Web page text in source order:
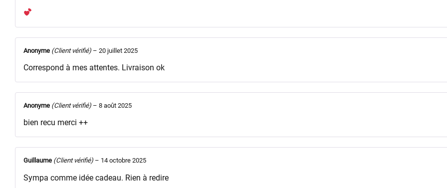
Anonyme (Client vérifié) – 20 juillet 2025
Correspond à mes attentes. Livraison ok
Anonyme (Client vérifié) – 8 août 2025
bien recu merci ++
Guillaume (Client vérifié) – 14 octobre 2025
Sympa comme idée cadeau. Rien à redire